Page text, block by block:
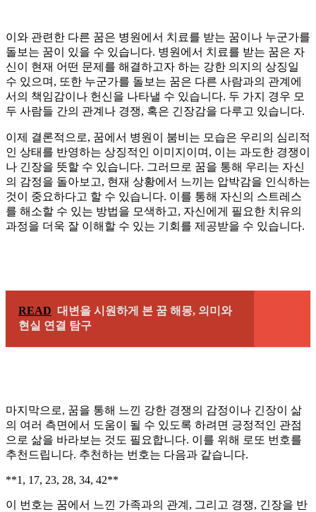
이와 관련한 다른 꿈은 병원에서 치료를 받는 꿈이나 누군가를
돌보는 꿈이 있을 수 있습니다. 병원에서 치료를 받는 꿈은 자
신이 현재 어떤 문제를 해결하고자 하는 강한 의지의 상징일
수 있으며, 또한 누군가를 돌보는 꿈은 다른 사람과의 관계에
서의 책임감이나 헌신을 나타낼 수 있습니다. 두 가지 경우 모
두 사람들 간의 관계나 경쟁, 혹은 긴장감을 다루고 있습니다.
이제 결론적으로, 꿈에서 병원이 붐비는 모습은 우리의 심리적
인 상태를 반영하는 상징적인 이미지이며, 이는 과도한 경쟁이
나 긴장을 뜻할 수 있습니다. 그러므로 꿈을 통해 우리는 자신
의 감정을 돌아보고, 현재 상황에서 느끼는 압박감을 인식하는
것이 중요하다고 할 수 있습니다. 이를 통해 자신의 스트레스
를 해소할 수 있는 방법을 모색하고, 자신에게 필요한 치유의
과정을 더욱 잘 이해할 수 있는 기회를 제공받을 수 있습니다.
READ 대변을 시원하게 본 꿈 해몽, 의미와
현실 연결 탐구
마지막으로, 꿈을 통해 느낀 강한 경쟁의 감정이나 긴장이 삶
의 여러 측면에서 도움이 될 수 있도록 하려면 긍정적인 관점
으로 삶을 바라보는 것도 필요합니다. 이를 위해 로또 번호를
추천드립니다. 추천하는 번호는 다음과 같습니다.
**1, 17, 23, 28, 34, 42**
이 번호는 꿈에서 느낀 가족과의 관계, 그리고 경쟁, 긴장을 반